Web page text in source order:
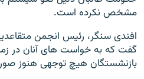
مشخص نکرده است.
افندی سنگر، رئیس انجمن
گفت که به خواست های آنان در
بازنشستگان هیچ توجهی هنوز